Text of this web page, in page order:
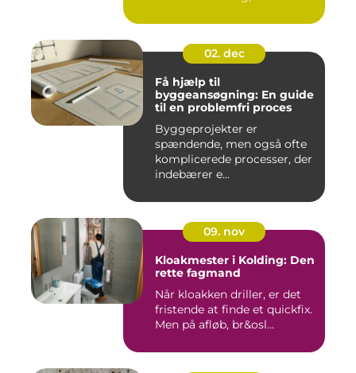
02. dec
Få hjælp til
byggeansøgning: En guide
til en problemfri proces
Byggeprojekter er
spændende, men også ofte
komplicerede processer, der
indebærer e...
09. nov
Kloakmester i Kolding: Den
rette fagmand
Når kloakken driller, er det
fristende at finde et quickfix.
Men på afløb, br&osl...